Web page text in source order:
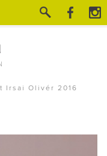
Irsai Olivér 2016